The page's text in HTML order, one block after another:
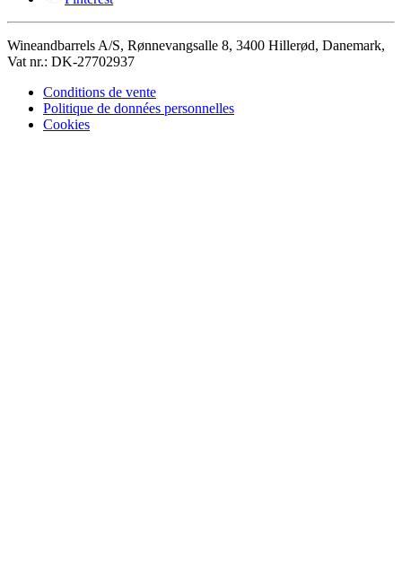
Wineandbarrels A/S, Rønnevangsalle 8, 3400 Hillerød, Danemark,
Vat nr.: DK-27702937
Conditions de vente
Politique de données personnelles
Cookies